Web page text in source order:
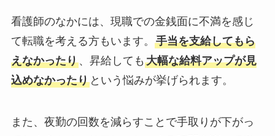
看護師のなかには、現職での金銭面に不満を感じ
て転職を考える方もいます。 手当を支給してもら
えなかったり、昇給しても 大幅な給料アップが見
込めなかったりという悩みが挙げられます。
また、夜勤の回数を減らすことで手取りが下がっ